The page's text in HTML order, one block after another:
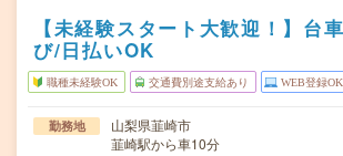
【未経験スタート大歓迎！】台
び/日払いOK
職種未経験OK 交通費別途支給あり WEB登録OK
勤務地
山梨県韮崎市
韮崎駅から車10分